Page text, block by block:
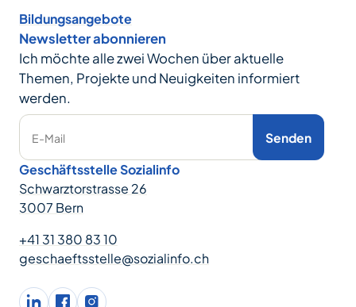
Bildungsangebote
Newsletter abonnieren
Ich möchte alle zwei Wochen über aktuelle
Themen, Projekte und Neuigkeiten informiert
werden.
E-Mail Senden
Geschäftsstelle Sozialinfo
Schwarztorstrasse 26
3007 Bern
+41 31 380 83 10
geschaeftsstelle@sozialinfo.ch